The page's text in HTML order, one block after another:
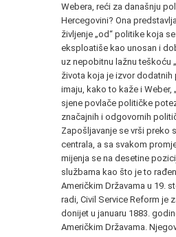
Webera, reći za današnju
Hercegovini? Ona
življenje „od“ politike koja
eksploatiše kao unosan i
uz nepobitnu lažnu teškoću
života koja je izvor dodatnih
imaju, kako to kaže i Weber,
sjene povlače političke
značajnih i odgovornih
Zapošljavanje se vrši preko
centrala, a sa svakom
mijenja se na desetine
službama kao što je to
Američkim Državama u 19.
radi, Civil Service Reform je
donijet u januaru 1883.
Američkim Državama.